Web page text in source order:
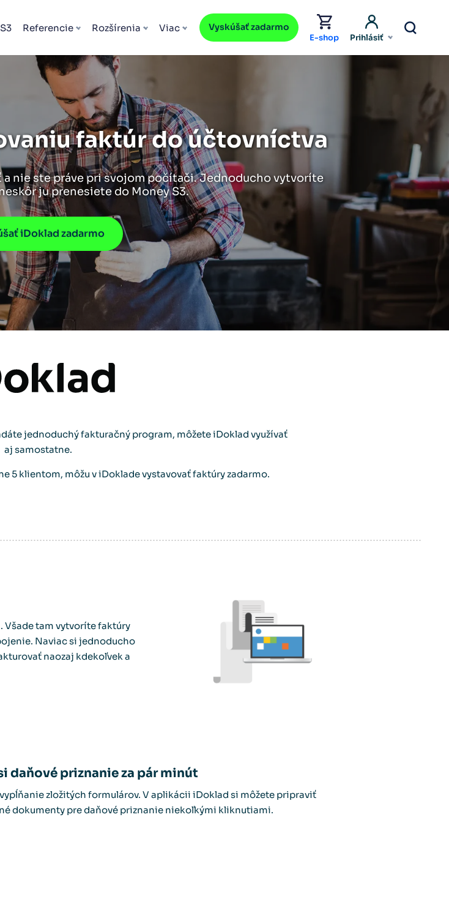
Referencie Rozšírenia Viac Vyskúšať zadarmo
E-shop Prihlásiť
faktúr do účtovníctva
nie ste práve pri svojom počítači. Jednoducho vytvoríte
ju prenesiete do Money S3.
iDoklad zadarmo
jednoduchý fakturačný program, môžete iDoklad využívať
aj samostatne.
5 klientom, môžu v iDoklade vystavovať faktúry zadarmo.
Všade tam vytvoríte faktúry
Naviac si jednoducho
naozaj kdekoľvek a
daňové priznanie za pár minút
zložitých formulárov. V aplikácii iDoklad si môžete pripraviť
dokumenty pre daňové priznanie niekoľkými kliknutiami.